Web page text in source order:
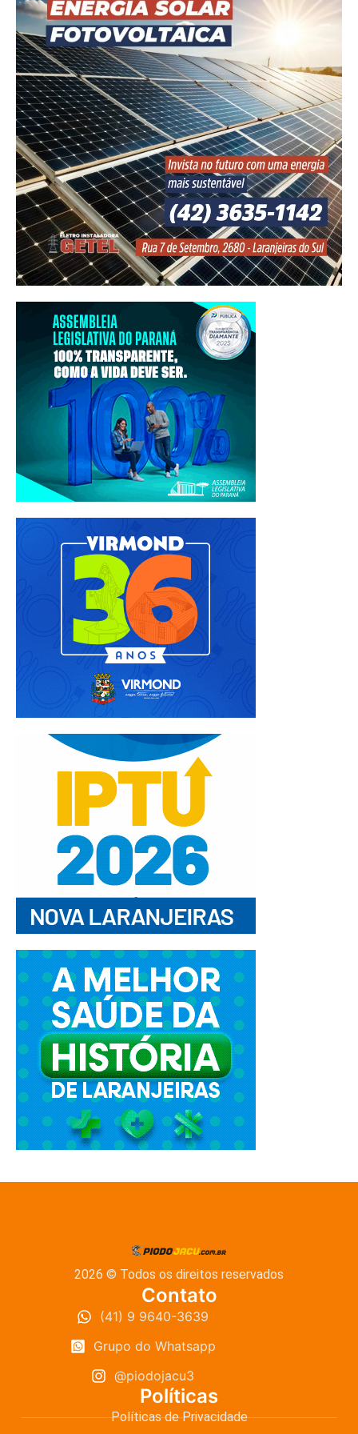
2026 © Todos os direitos reservados
Contato
(41) 9 9640-3639
Grupo do Whatsapp
@piodojacu3
Políticas
Políticas de Privacidade